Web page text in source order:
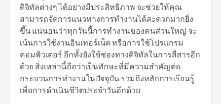
ดิจิทัลต่างๆ ได้อย่างมีประสิทธิภาพ จะช่วยให้คุณ
สามารถจัดการแนวทางการทำงานได้สะดวกมากยิ่ง
ขึ้น แน่นอนว่าทุกวันนี้การทำงานของคนส่วนใหญ่ จะ
เน้นการใช้งานอินเทอร์เน็ต หรือการใช้โปรแกรม
คอมพิวเตอร์ อีกทั้งยังใช้ช่องทางดิจิทัลในการสื่สารอีก
ด้วย สิ่งเหล่านี้ถือว่าเป็นทักษะที่มีความสำคัญต่อ
กระบวนการทำงานในปัจจุบัน รวมถึงหลักการเรียนรู้
เพื่อการดำเนินชีวิตประจำวันอีกด้วย